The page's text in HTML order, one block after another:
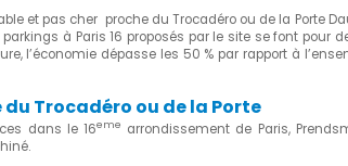
et pas cher proche du Trocadéro ou de la Porte
à Paris 16 proposés par le site se font pour
l’économie dépasse les 50 % par rapport à
du Trocadéro ou de la Porte
dans le 16eme arrondissement de Paris,